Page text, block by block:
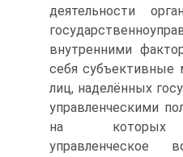
деятельности
внутренними
себя субъективные
лиц, наделённых
управленческими
на которых
управленческое